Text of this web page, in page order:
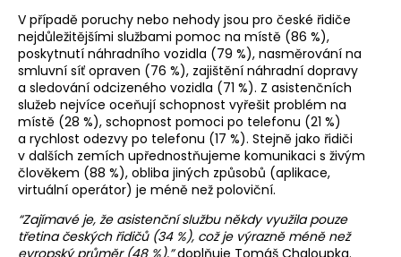
V případě poruchy nebo nehody jsou pro české řidiče
nejdůležitějšími službami pomoc na místě (86 %),
poskytnutí náhradního vozidla (79 %), nasměrování na
smluvní síť opraven (76 %), zajištění náhradní dopravy
a sledování odcizeného vozidla (71 %). Z asistenčních
služeb nejvíce oceňují schopnost vyřešit problém na
místě (28 %), schopnost pomoci po telefonu (21 %)
a rychlost odezvy po telefonu (17 %). Stejně jako řidiči
v dalších zemích upřednostňujeme komunikaci s živým
člověkem (88 %), obliba jiných způsobů (aplikace,
virtuální operátor) je méně než poloviční.
“Zajímavé je, že asistenční službu někdy využila pouze
třetina českých řidičů (34 %), což je výrazně méně než
evropský průměr (48 %),”doplňuje Tomáš Chaloupka.